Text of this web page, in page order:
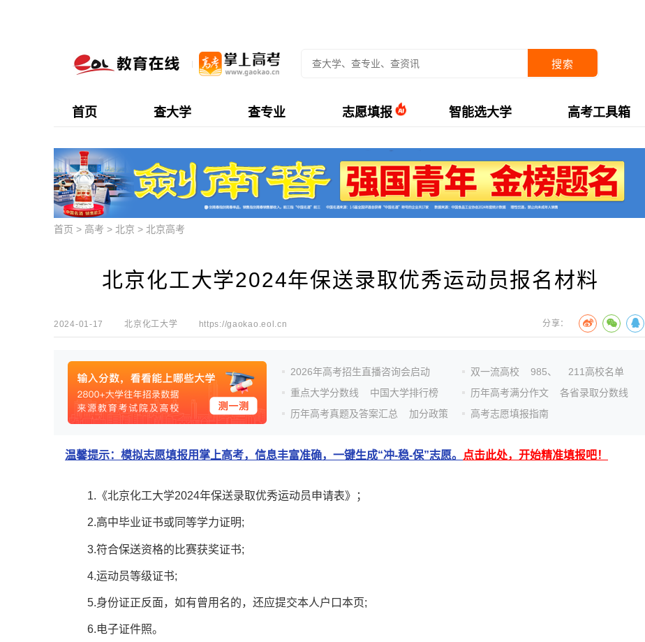
搜索
首页 查大学 查专业 志愿填报 智能选大学 高考工具箱
首页 > 高考 > 北京 > 北京高考
北京化工大学2024年保送录取优秀运动员报名材料
2024-01-17 北京化工大学 https://gaokao.eol.cn 分享：
2026年高考招生直播咨询会启动
重点大学分数线
中国大学排行榜
历年高考真题及答案汇总
加分政策
双一流高校 985、
211高校名单
历年高考满分作文
各省录取分数线
高考志愿填报指南
温馨提示：模拟志愿填报用掌上高考，信息丰富准确，一键生成“冲-稳-保”志愿。 点击此处，开始精准填报吧！
1.《北京化工大学2024年保送录取优秀运动员申请表》；
2.高中毕业证书或同等学力证明;
3.符合保送资格的比赛获奖证书;
4.运动员等级证书;
5.身份证正反面，如有曾用名的，还应提交本人户口本页;
6.电子证件照。